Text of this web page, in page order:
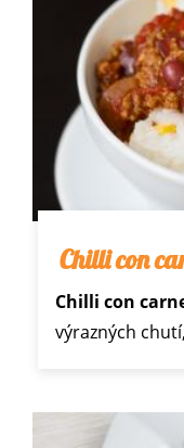
Chilli con
Chilli con
výrazných